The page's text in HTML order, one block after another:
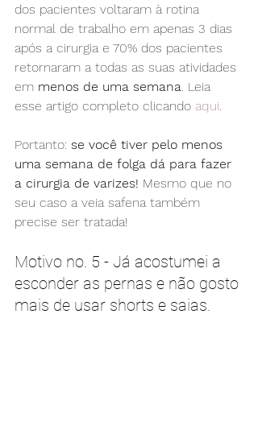
dos pacientes voltaram à rotina
normal de trabalho em apenas 3 dias
após a cirurgia e 70% dos pacientes
retornaram a todas as suas atividades
em menos de uma semana . Leia
esse artigo completo clicando aqui
Portanto: se você tiver pelo menos
uma semana de folga dá para fazer
a cirurgia de varizes! Mesmo que no
seu caso a veia safena também
precise ser tratada!
Motivo no. 5 - Já acostumei a
esconder as pernas e não gosto
mais de usar shorts e saias.